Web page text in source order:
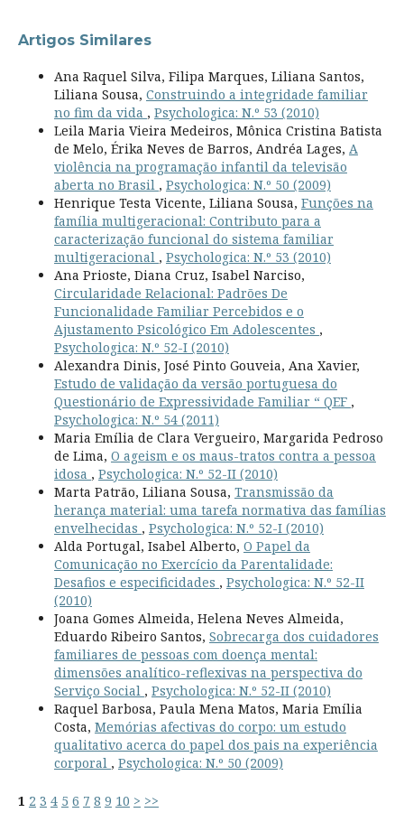
Artigos Similares
Ana Raquel Silva, Filipa Marques, Liliana Santos,
Liliana Sousa, Construindo a integridade familiar
no fim da vida , Psychologica: N.º 53 (2010)
Leila Maria Vieira Medeiros, Mônica Cristina Batista
de Melo, Érika Neves de Barros, Andréa Lages, A
violência na programação infantil da televisão
aberta no Brasil , Psychologica: N.º 50 (2009)
Henrique Testa Vicente, Liliana Sousa, Funções na
família multigeracional: Contributo para a
caracterização funcional do sistema familiar
multigeracional , Psychologica: N.º 53 (2010)
Ana Prioste, Diana Cruz, Isabel Narciso,
Circularidade Relacional: Padrões De
Funcionalidade Familiar Percebidos e o
Ajustamento Psicológico Em Adolescentes ,
Psychologica: N.º 52-I (2010)
Alexandra Dinis, José Pinto Gouveia, Ana Xavier,
Estudo de validação da versão portuguesa do
Questionário de Expressividade Familiar “ QEF ,
Psychologica: N.º 54 (2011)
Maria Emília de Clara Vergueiro, Margarida Pedroso
de Lima, O ageism e os maus-tratos contra a pessoa
idosa , Psychologica: N.º 52-II (2010)
Marta Patrão, Liliana Sousa, Transmissão da
herança material: uma tarefa normativa das famílias
envelhecidas , Psychologica: N.º 52-I (2010)
Alda Portugal, Isabel Alberto, O Papel da
Comunicação no Exercício da Parentalidade:
Desafios e especificidades , Psychologica: N.º 52-II
(2010)
Joana Gomes Almeida, Helena Neves Almeida,
Eduardo Ribeiro Santos, Sobrecarga dos cuidadores
familiares de pessoas com doença mental:
dimensões analítico-reflexivas na perspectiva do
Serviço Social , Psychologica: N.º 52-II (2010)
Raquel Barbosa, Paula Mena Matos, Maria Emília
Costa, Memórias afectivas do corpo: um estudo
qualitativo acerca do papel dos pais na experiência
corporal , Psychologica: N.º 50 (2009)
1 2 3 4 5 6 7 8 9 10 > >>